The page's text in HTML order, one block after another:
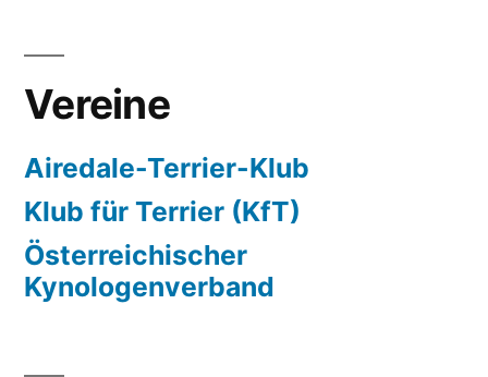
Vereine
Airedale-Terrier-Klub
Klub für Terrier (KfT)
Österreichischer
Kynologenverband